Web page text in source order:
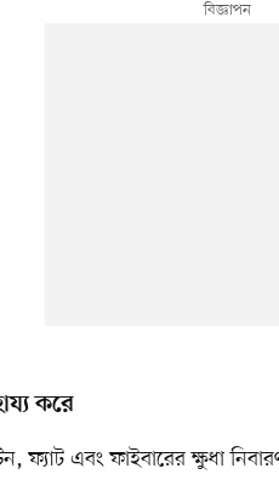
করে
ফ্যাট এবং ফাইবারের ক্ষুধা